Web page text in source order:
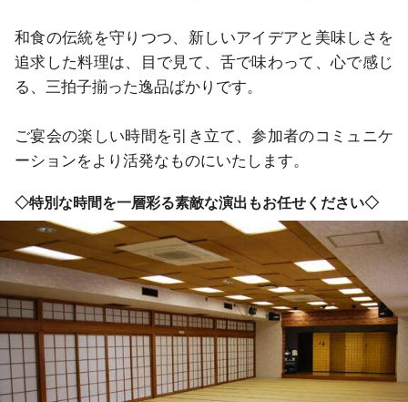
和食の伝統を守りつつ、新しいアイデアと美味しさを
追求した料理は、目で見て、舌で味わって、心で感じ
る、三拍子揃った逸品ばかりです。
ご宴会の楽しい時間を引き立て、参加者のコミュニケ
ーションをより活発なものにいたします。
◇特別な時間を一層彩る素敵な演出もお任せください◇